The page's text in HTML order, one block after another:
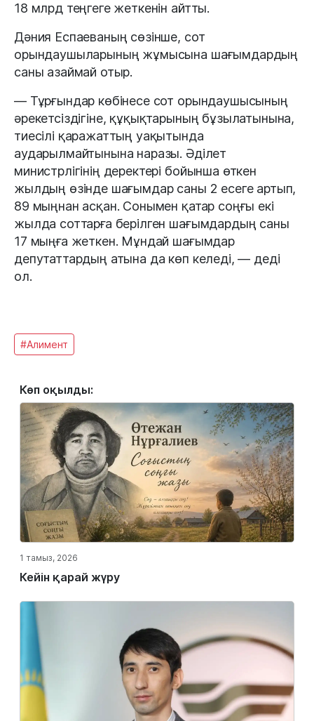
18 млрд теңгеге жеткенін айтты.
Дәния Еспаеваның сөзінше, сот
орындаушыларының жұмысына шағымдардың
саны азаймай отыр.
— Тұрғындар көбінесе сот орындаушысының
әрекетсіздігіне, құқықтарының бұзылатынына,
тиесілі қаражаттың уақытында
аударылмайтынына наразы. Әділет
министрлігінің деректері бойынша өткен
жылдың өзінде шағымдар саны 2 есеге артып,
89 мыңнан асқан. Сонымен қатар соңғы екі
жылда соттарға берілген шағымдардың саны
17 мыңға жеткен. Мұндай шағымдар
депутаттардың атына да көп келеді, — деді
ол.
#Алимент
Көп оқылды:
1 тамыз, 2026
Кейін қарай жүру